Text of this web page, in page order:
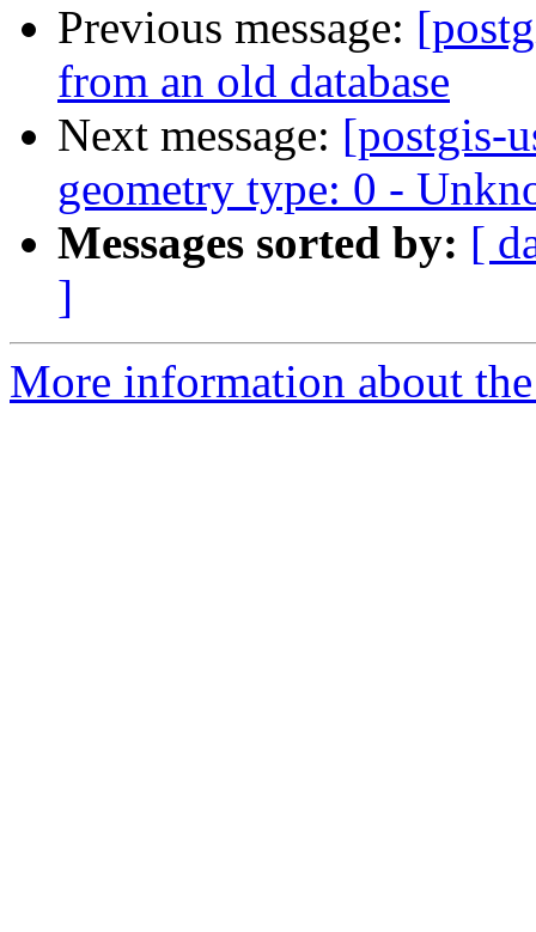
Previous message:
from an old database
Next message: [postgis-
geometry type: 0 -
Messages sorted by: [
]
More information about